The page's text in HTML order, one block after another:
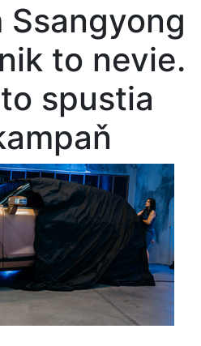
Ssangyong
to nevie.
spustia